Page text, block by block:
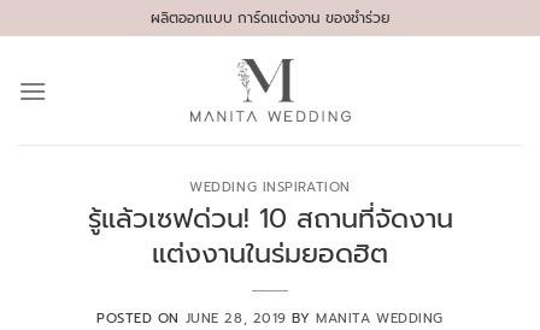
to
ผลิตออกแบบ การ์ดแต่งงาน ของชำร่วย
WEDDING INSPIRATION
รู้แล้วเซฟด่วน! 10 สถานที่จัดงาน
แต่งงานในร่มยอดฮิต
POSTED ON JUNE 28, 2019 BYMANITA WEDDING